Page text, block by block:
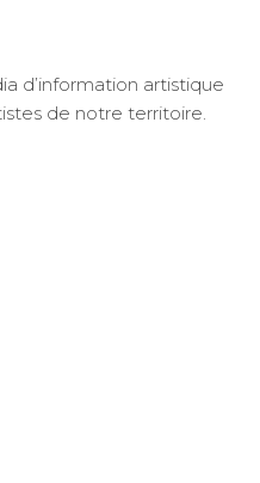
d’information artistique
de notre territoire.